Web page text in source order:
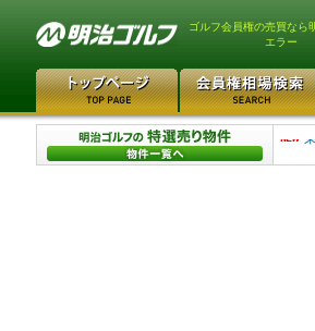
ゴルフ会員権の売買なら
エラー